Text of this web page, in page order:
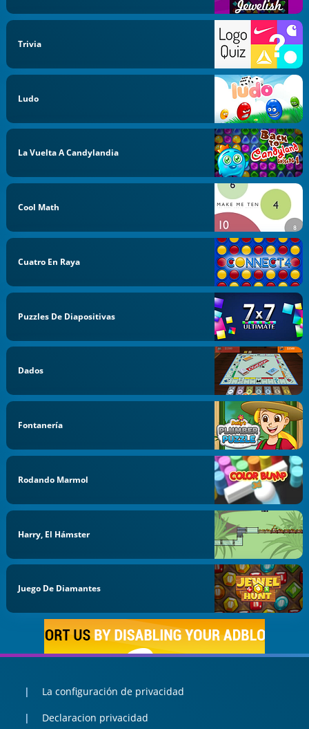
Trivia
Ludo
La Vuelta A Candylandia
Cool Math
Cuatro En Raya
Puzzles De Diapositivas
Dados
Fontanería
Rodando Marmol
Harry, El Hámster
Juego De Diamantes
La configuración de privacidad
Declaracion privacidad